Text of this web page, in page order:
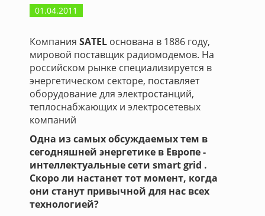
01.04.2011
Компания SATEL основана в 1886 году,
мировой поставщик радиомодемов. На
российском рынке специализируется в
энергетическом секторе, поставляет
оборудование для электростанций,
теплоснабжающих и электросетевых
компаний
Одна из самых обсуждаемых тем в
сегодняшней энергетике в Европе -
интеллектуальные сети smart grid .
Скоро ли настанет тот момент, когда
они станут привычной для нас всех
технологией?